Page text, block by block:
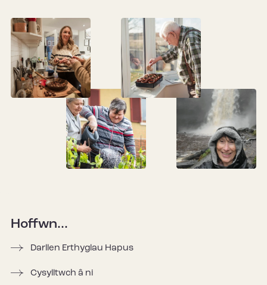
Hoffwn...
Darllen Erthyglau Hapus
Cysylltwch â ni